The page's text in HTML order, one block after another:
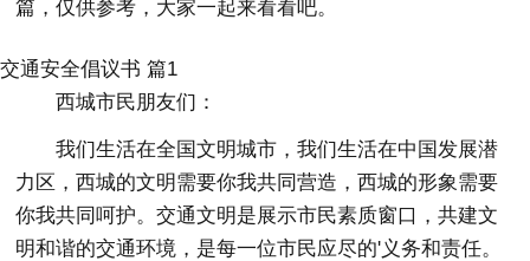
篇，仅供参考，大家一起来看看吧。
交通安全倡议书 篇1
西城市民朋友们：
我们生活在全国文明城市，我们生活在中国发展潜
力区，西城的文明需要你我共同营造，西城的形象需要
你我共同呵护。交通文明是展示市民素质窗口，共建文
明和谐的交通环境，是每一位市民应尽的'义务和责任。